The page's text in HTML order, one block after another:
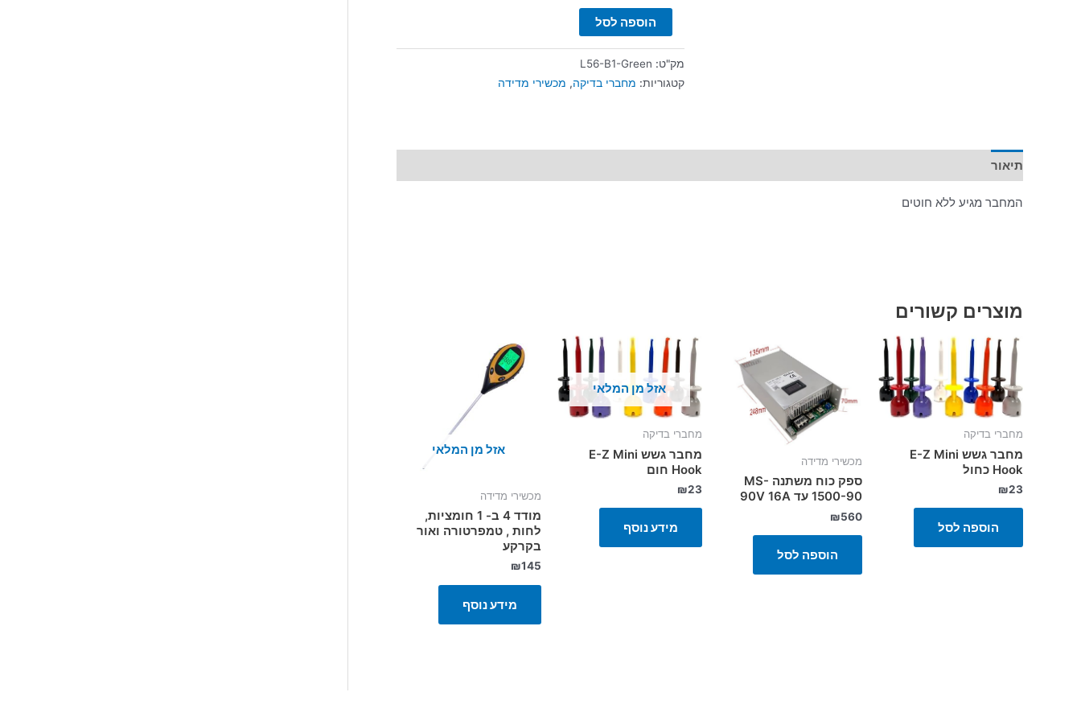
הוספה לסל
מק"ט: L56-B1-Green
קטגוריות: מחברי בדיקה, מכשירי מדידה
תיאור
המחבר מגיע ללא חוטים
מוצרים קשורים
מחברי בדיקה
מחבר גשש E-Z Mini
Hook כחול
₪23
הוספה לסל
מכשירי מדידה
ספק כוח משתנה MS-
1500-90 עד 90V 16A
₪560
הוספה לסל
אזל מן המלאי
מחברי בדיקה
מחבר גשש E-Z Mini
Hook חום
₪23
מידע נוסף
אזל מן המלאי
מכשירי מדידה
מודד 4 ב- 1 חומציות,
לחות , טמפרטורה ואור
בקרקע
₪145
מידע נוסף